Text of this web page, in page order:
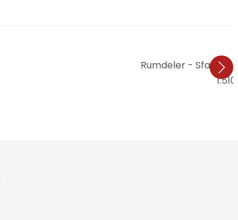
Rumdeler - Sfærer,